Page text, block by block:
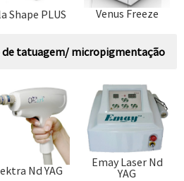
Shape PLUS Venus Freeze
de tatuagem/ micropigmentação
Nd YAG
Emay Laser Nd
YAG